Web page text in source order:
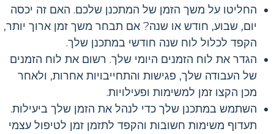
החליטו על משך הזמן של המתכנן שלכם. האם זה יכסה
יום, שבוע, חודש או שנה? אם תבחר משך זמן ארוך יותר,
הקפד לכלול לוח שנה חודשי במתכנן שלך.
הגדר את לוח הזמנים היומי שלך. רשום את לוח הזמנים
של העבודה שלך, פגישות והתחייבויות אחרות, ולאחר
מכן הקצו זמן למשימות ופעילויות.
השתמש במתכנן שלך כדי לנהל את הזמן שלך ביעילות.
תעדוף משימות חשובות והקפד לתזמן זמן לטיפול עצמי